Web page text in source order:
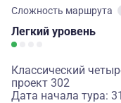
Сложность маршрута
Легкий уровень
Классический
проект 302
Дата начала тура: